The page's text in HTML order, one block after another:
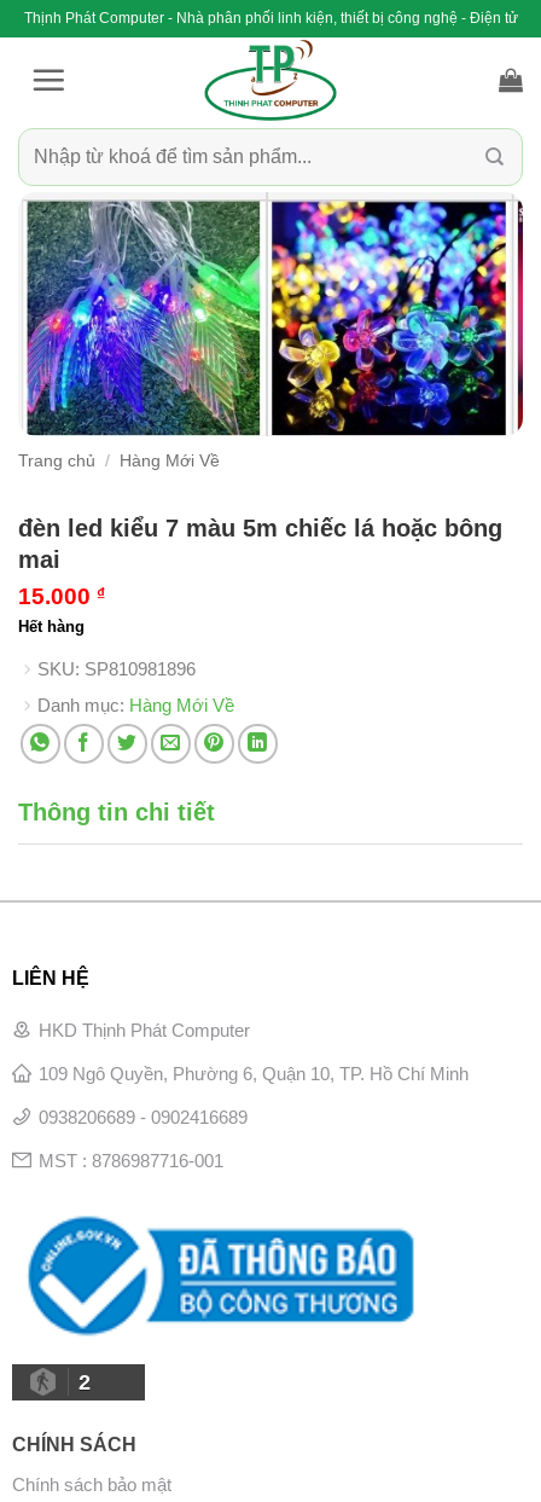
qua
Thịnh Phát Computer - Nhà phân phối linh kiện, thiết bị công nghệ - Điện tử
Tìm
kiếm:
Trang chủ / Hàng Mới Về
đèn led kiểu 7 màu 5m chiếc lá hoặc bông
mai
15.000 ₫
Hết hàng
SKU: SP810981896
Danh mục: Hàng Mới Về
Thông tin chi tiết
LIÊN HỆ
HKD Thịnh Phát Computer
109 Ngô Quyền, Phường 6, Quận 10, TP. Hồ Chí Minh
0938206689 - 0902416689
MST : 8786987716-001
2
CHÍNH SÁCH
Chính sách bảo mật